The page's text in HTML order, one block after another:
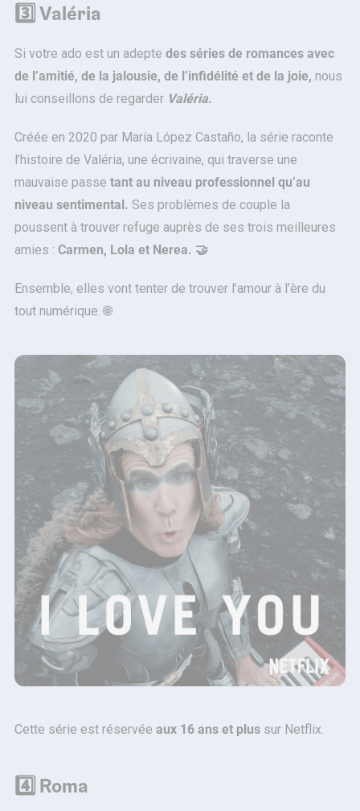
3️⃣Valéria
Si votre ado est un adepte des séries de romances avec
de l’amitié, de la jalousie, de l’infidélité et de la joie, nous
lui conseillons de regarder Valéria.
Créée en 2020 par María López Castaño, la série raconte
l’histoire de Valéria, une écrivaine, qui traverse une
mauvaise passe tant au niveau professionnel qu’au
niveau sentimental. Ses problèmes de couple la
poussent à trouver refuge auprès de ses trois meilleures
amies : Carmen, Lola et Nerea. 🤝
Ensemble, elles vont tenter de trouver l’amour à l’ère du
tout numérique. 🌐
Cette série est réservée aux 16 ans et plus sur Netflix.
4️⃣ Roma